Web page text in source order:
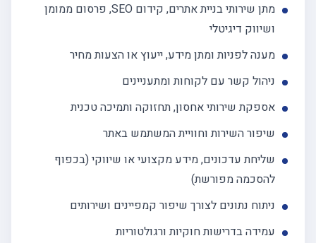
מתן שירותי בניית אתרים, קידום SEO, פרסום ממומן
ושיווק דיגיטלי
מענה לפניות ומתן מידע, ייעוץ או הצעות מחיר
ניהול קשר עם לקוחות ומתעניינים
אספקת שירותי אחסון, תחזוקה ותמיכה טכנית
שיפור השירות וחוויית המשתמש באתר
שליחת עדכונים, מידע מקצועי או שיווקי (בכפוף
להסכמה מפורשת)
ניתוח נתונים לצורך שיפור קמפיינים ושירותים
עמידה בדרישות חוקיות ורגולטוריות